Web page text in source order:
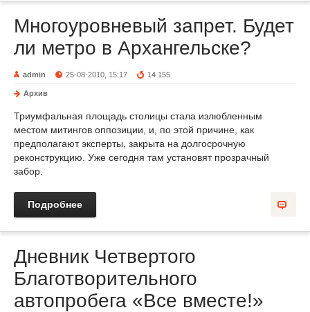
Многоуровневый запрет. Будет
ли метро в Архангельске?
admin 25-08-2010, 15:17 14 155
Архив
Триумфальная площадь столицы стала излюбленным
местом митингов оппозиции, и, по этой причине, как
предполагают эксперты, закрыта на долгосрочную
реконструкцию. Уже сегодня там установят прозрачный
забор.
Подробнее
Дневник Четвертого
Благотворительного
автопробега «Все вместе!»